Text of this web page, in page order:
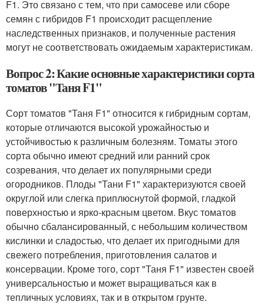
F1. Это связано с тем, что при самосеве или сборе
семян с гибридов F1 происходит расщепление
наследственных признаков, и полученные растения
могут не соответствовать ожидаемым характеристикам.
Вопрос 2: Какие основные характеристики сорта
томатов "Таня F1"
Сорт томатов "Таня F1" относится к гибридным сортам,
которые отличаются высокой урожайностью и
устойчивостью к различным болезням. Томаты этого
сорта обычно имеют средний или ранний срок
созревания, что делает их популярными среди
огородников. Плоды "Тани F1" характеризуются своей
округлой или слегка приплюснутой формой, гладкой
поверхностью и ярко-красным цветом. Вкус томатов
обычно сбалансированный, с небольшим количеством
кислинки и сладостью, что делает их пригодными для
свежего потребления, приготовления салатов и
консервации. Кроме того, сорт "Таня F1" известен своей
универсальностью и может выращиваться как в
тепличных условиях, так и в открытом грунте.